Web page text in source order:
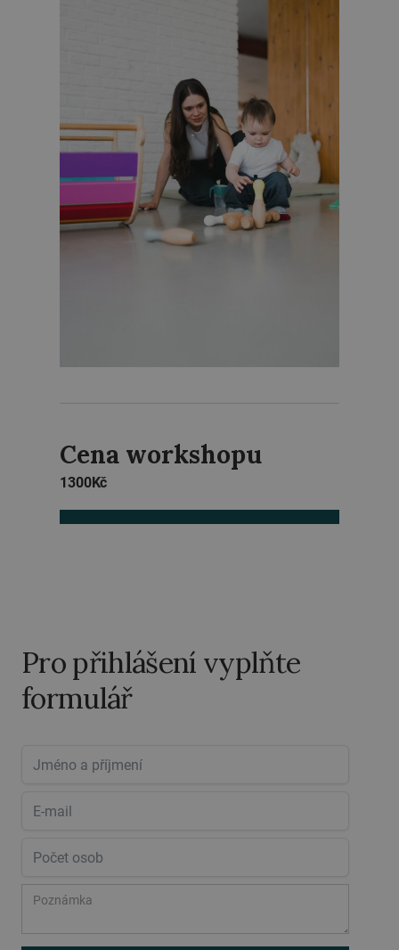
Cena workshopu
1300Kč
Pro přihlášení vyplňte
formulář